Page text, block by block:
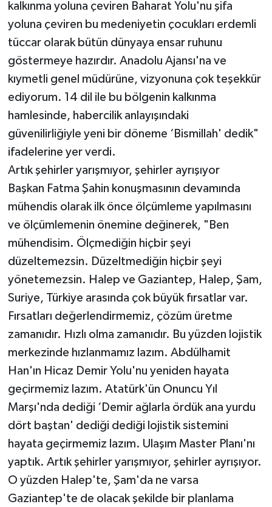
kalkınma yoluna çeviren Baharat Yolu'nu şifa
yoluna çeviren bu medeniyetin çocukları erdemli
tüccar olarak bütün dünyaya ensar ruhunu
göstermeye hazırdır. Anadolu Ajansı'na ve
kıymetli genel müdürüne, vizyonuna çok teşekkür
ediyorum. 14 dil ile bu bölgenin kalkınma
hamlesinde, habercilik anlayışındaki
güvenilirliğiyle yeni bir döneme ‘Bismillah' dedik"
ifadelerine yer verdi.
Artık şehirler yarışmıyor, şehirler ayrışıyor
Başkan Fatma Şahin konuşmasının devamında
mühendis olarak ilk önce ölçümleme yapılmasını
ve ölçümlemenin önemine değinerek, "Ben
mühendisim. Ölçmediğin hiçbir şeyi
düzeltemezsin. Düzeltmediğin hiçbir şeyi
yönetemezsin. Halep ve Gaziantep, Halep, Şam,
Suriye, Türkiye arasında çok büyük fırsatlar var.
Fırsatları değerlendirmemiz, çözüm üretme
zamanıdır. Hızlı olma zamanıdır. Bu yüzden lojistik
merkezinde hızlanmamız lazım. Abdülhamit
Han'ın Hicaz Demir Yolu'nu yeniden hayata
geçirmemiz lazım. Atatürk'ün Onuncu Yıl
Marşı'nda dediği ‘Demir ağlarla ördük ana yurdu
dört baştan' dediği dediği lojistik sistemini
hayata geçirmemiz lazım. Ulaşım Master Planı'nı
yaptık. Artık şehirler yarışmıyor, şehirler ayrışıyor.
O yüzden Halep'te, Şam'da ne varsa
Gaziantep'te de olacak şekilde bir planlama